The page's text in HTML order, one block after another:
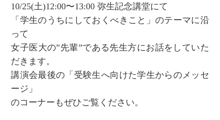
10/25(土)12:00〜13:00 弥生記念講堂にて
「学生のうちにしておくべきこと」のテーマに沿
って
女子医大の”先輩”である先生方にお話をしていた
だきます。
講演会最後の「受験生へ向けた学生からのメッセ
ージ」
のコーナーもぜひご覧ください。